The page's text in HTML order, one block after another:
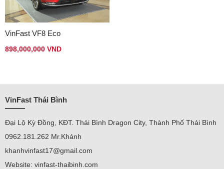
VinFast VF8 Eco
898,000,000 VND
VinFast Thái Bình
Đại Lộ Kỳ Đồng, KĐT. Thái Bình Dragon City, Thành Phố Thái Bình
0962.181.262 Mr.Khánh
khanhvinfast17@gmail.com
Website: vinfast-thaibinh.com